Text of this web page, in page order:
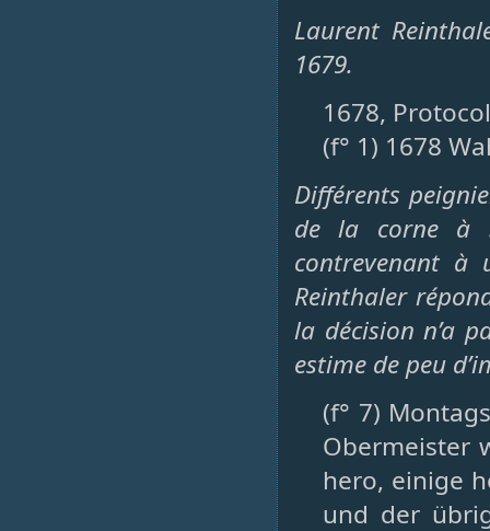
Laurent
1679.
1678,
(f° 1) 1678
Différents
de la corne à
contrevenant à
Reinthaler
la décision n’a
estime de peu
(f° 7)
Obermeister
hero, einige
und der